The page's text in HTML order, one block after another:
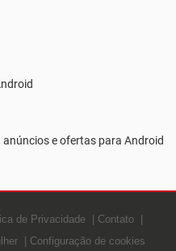
anúncios e ofertas para Android
de Privacidade
Contato
Configuração de cookies